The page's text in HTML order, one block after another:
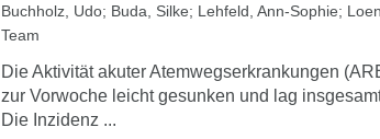
Buchholz, Udo; Buda, Silke; Lehfeld, Ann-Sophie;
Team
Die Aktivität akuter Atemwegserkrankungen
zur Vorwoche leicht gesunken und lag
Die Inzidenz ...